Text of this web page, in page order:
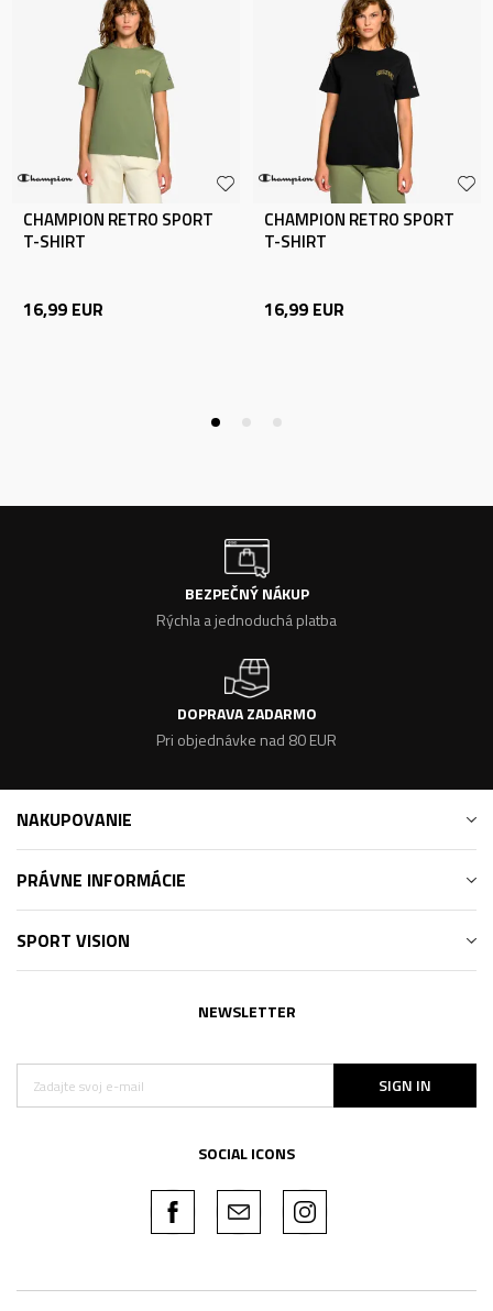
CHAMPION RETRO SPORT
T-SHIRT
16,99 EUR
CHAMPION RETRO SPORT
T-SHIRT
16,99 EUR
BEZPEČNÝ NÁKUP
Rýchla a jednoduchá platba
DOPRAVA ZADARMO
Pri objednávke nad 80 EUR
NAKUPOVANIE
PRÁVNE INFORMÁCIE
SPORT VISION
NEWSLETTER
SIGN IN
SOCIAL ICONS